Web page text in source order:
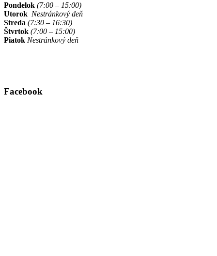
Pondelok (7:00 – 15:00)
Utorok Nestránkový deň
Streda (7:30 – 16:30)
Štvrtok (7:00 – 15:00)
Piatok Nestránkový deň
Facebook